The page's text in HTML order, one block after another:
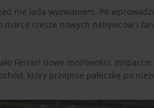
nie lada wyzwaniem. Po
marce rzesze nowych nabywców i
Ferrari nowe możliwości.
który przejmie pałeczkę po